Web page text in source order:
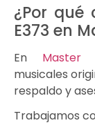
¿Por qué
E373 en
En Master
musicales
respaldo y
Trabajamos